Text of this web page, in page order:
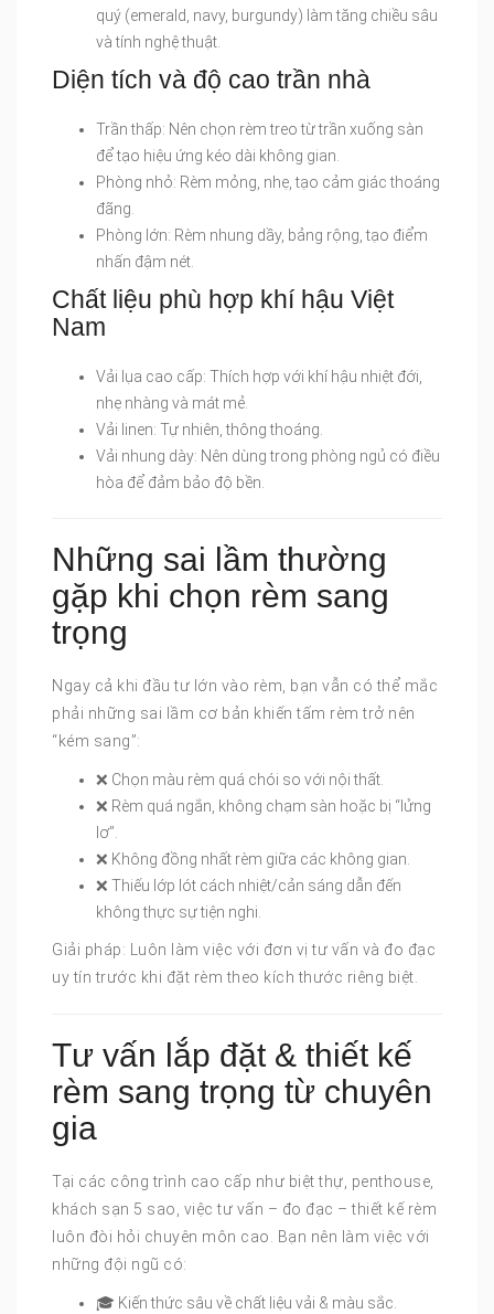
quý (emerald, navy, burgundy) làm tăng chiều sâu
và tính nghệ thuật.
Diện tích và độ cao trần nhà
Trần thấp: Nên chọn rèm treo từ trần xuống sàn
để tạo hiệu ứng kéo dài không gian.
Phòng nhỏ: Rèm mỏng, nhẹ, tạo cảm giác thoáng
đãng.
Phòng lớn: Rèm nhung dầy, bảng rộng, tạo điểm
nhấn đậm nét.
Chất liệu phù hợp khí hậu Việt
Nam
Vải lụa cao cấp: Thích hợp với khí hậu nhiệt đới,
nhẹ nhàng và mát mẻ.
Vải linen: Tự nhiên, thông thoáng.
Vải nhung dày: Nên dùng trong phòng ngủ có điều
hòa để đảm bảo độ bền.
Những sai lầm thường
gặp khi chọn rèm sang
trọng
Ngay cả khi đầu tư lớn vào rèm, bạn vẫn có thể mắc
phải những sai lầm cơ bản khiến tấm rèm trở nên
“kém sang”:
❌ Chọn màu rèm quá chói so với nội thất.
❌ Rèm quá ngắn, không chạm sàn hoặc bị “lửng
lơ”.
❌ Không đồng nhất rèm giữa các không gian.
❌ Thiếu lớp lót cách nhiệt/cản sáng dẫn đến
không thực sự tiện nghi.
Giải pháp: Luôn làm việc với đơn vị tư vấn và đo đạc
uy tín trước khi đặt rèm theo kích thước riêng biệt.
Tư vấn lắp đặt & thiết kế
rèm sang trọng từ chuyên
gia
Tại các công trình cao cấp như biệt thự, penthouse,
khách sạn 5 sao, việc tư vấn – đo đạc – thiết kế rèm
luôn đòi hỏi chuyên môn cao. Bạn nên làm việc với
những đội ngũ có:
🎓 Kiến thức sâu về chất liệu vải & màu sắc.